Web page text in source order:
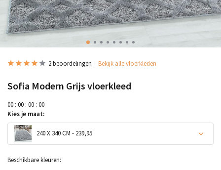
2 beoordelingen Bekijk alle vloerkleden
Sofia Modern Grijs vloerkleed
00 : 00 : 00 : 00
Kies je maat:
240 X 340 CM - 239,95
Beschikbare kleuren: